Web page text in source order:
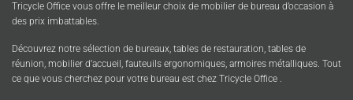
Tricycle Office vous offre le meilleur choix de mobilier de bureau d’occasion à
des prix imbattables.
Découvrez notre sélection de bureaux, tables de restauration, tables de
réunion, mobilier d’accueil, fauteuils ergonomiques, armoires métalliques. Tout
ce que vous cherchez pour votre bureau est chez Tricycle Office .